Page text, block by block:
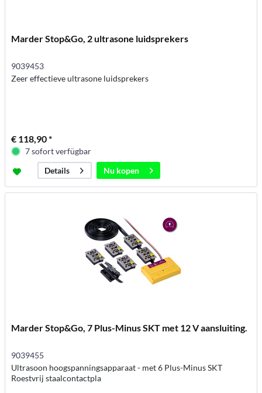
Marder Stop&Go, 2 ultrasone luidsprekers
9039453
Zeer effectieve ultrasone luidsprekers
€ 118,90 *
7 sofort verfügbar
Details
Nu kopen
Marder Stop&Go, 7 Plus-Minus SKT met 12 V aansluiting.
9039455
Ultrasoon hoogspanningsapparaat - met 6 Plus-Minus SKT
Roestvrij staalcontactpla